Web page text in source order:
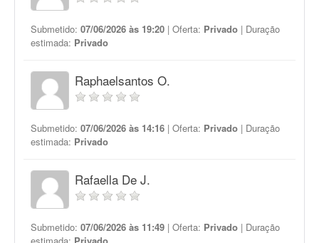
Submetido: 07/06/2026 às 19:20 | Oferta: Privado | Duração
estimada: Privado
Raphaelsantos O.
Submetido: 07/06/2026 às 14:16 | Oferta: Privado | Duração
estimada: Privado
Rafaella De J.
Submetido: 07/06/2026 às 11:49 | Oferta: Privado | Duração